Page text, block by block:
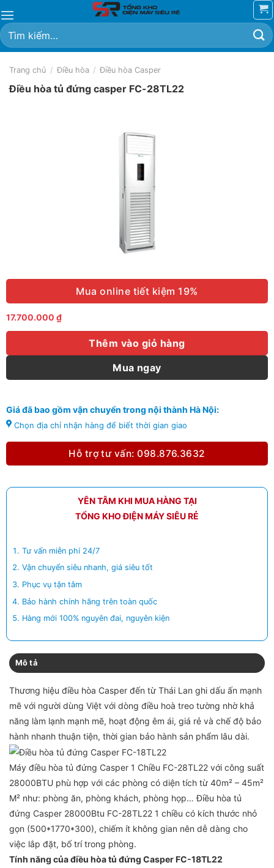
đến
nội
dung
Tìm
kiếm:
Trang chủ / Điều hòa / Điều hòa Casper
Điều hòa tủ đứng casper FC-28TL22
Mua online tiết kiệm 19%
17.700.000 ₫
Thêm vào giỏ hàng
Mua ngay
Giá đã bao gồm vận chuyển trong nội thành Hà Nội:
Chọn địa chỉ nhận hàng để biết thời gian giao
Hỗ trợ tư vấn: 098.876.3632
YÊN TÂM KHI MUA HÀNG TẠI
TỔNG KHO ĐIỆN MÁY SIÊU RẺ
Tư vấn miễn phí 24/7
Vận chuyển siêu nhanh, giá siêu tốt
Phục vụ tận tâm
Bảo hành chính hãng trên toàn quốc
Hàng mới 100% nguyên đai, nguyên kiện
Mô tả
Thương hiệu điều hòa Casper đến từ Thái Lan ghi dấu ấn mạnh
mẽ với người dùng Việt với dòng điều hoà treo tường nhờ khả
năng làm lạnh mạnh mẽ, hoạt động êm ái, giá rẻ và chế độ bảo
hành nhanh thuận tiện, thời gian bảo hành sản phẩm lâu dài.
Máy điều hòa tủ đứng Casper 1 Chiều FC-28TL22 với công suất
28000BTU phù hợp với các phòng có diện tích từ 40m² – 45m²
M² như: phòng ăn, phòng khách, phòng họp… Điều hòa tủ
đứng Casper 28000Btu FC-28TL22 1 chiều có kích thước nhỏ
gọn (500*1770*300), chiếm ít không gian nên dễ dàng cho
việc lắp đặt, bố trí trong phòng.
Tính năng của điều hòa tủ đứng Casper FC-18TL22